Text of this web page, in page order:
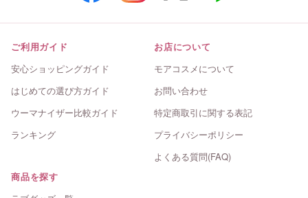
ご利用ガイド
安心ショッピングガイド
はじめての選び方ガイド
ウーマナイザー比較ガイド
ランキング
お店について
モアコスメについて
お問い合わせ
特定商取引に関する表記
プライバシーポリシー
よくある質問(FAQ)
商品を探す